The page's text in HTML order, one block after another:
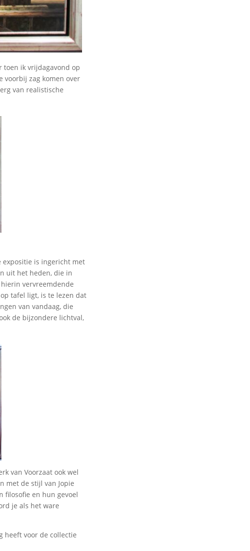
toen ik vrijdagavond op
voorbij zag komen over
van realistische
expositie is ingericht met
uit het heden, die in
vervreemdende
tafel ligt, is te lezen dat
van vandaag, die
de bijzondere lichtval,
van Voorzaat ook wel
met de stijl van Jopie
filosofie en hun gevoel
je als het ware
heeft voor de collectie